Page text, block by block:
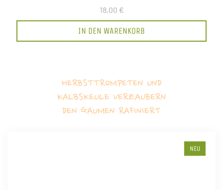
18,00 €
IN DEN WARENKORB
HERBSTTROMPETEN UND
KALBSKEULE VERZAUBERN
DEN GAUMEN RAFINIERT
NEU